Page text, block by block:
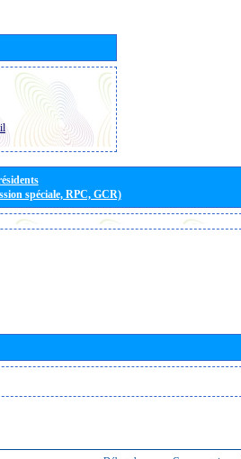
spéciale, RPC, GCR)